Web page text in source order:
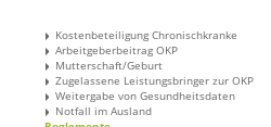
Kostenbeteiligung Chronischkranke
Arbeitgeberbeitrag OKP
Mutterschaft/Geburt
Zugelassene Leistungsbringer zur OKP
Weitergabe von Gesundheitsdaten
Notfall im Ausland